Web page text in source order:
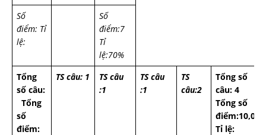
Số
điểm: Tỉ
lệ:
Số
điểm:7
Tỉ
lệ:70%
Tổng
số câu:
Tổng
số
điểm:
TS câu: 1
TS câu
:1
TS câu
:1
TS
câu:2
Tổng số
câu: 4
Tổng số
điểm:10,0
Tỉ lệ: